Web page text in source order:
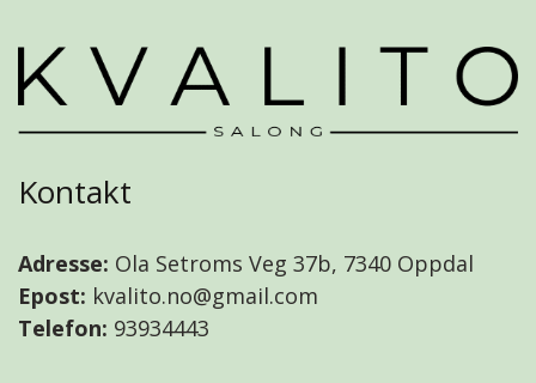
Kontakt
Adresse: Ola Setroms Veg 37b, 7340 Oppdal
Epost: kvalito.no@gmail.com
Telefon: 93934443